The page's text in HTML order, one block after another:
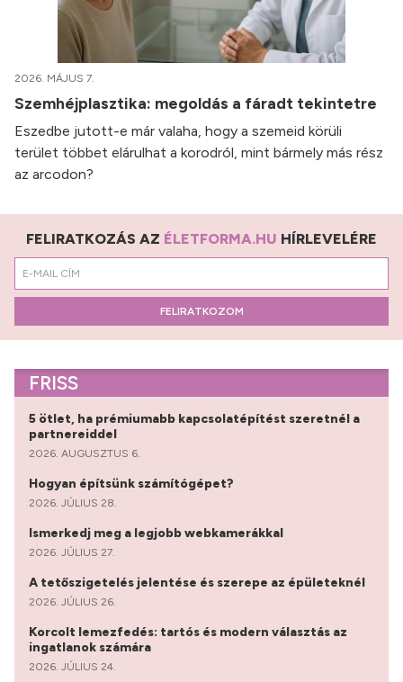
2026. MÁJUS 7.
Szemhéjplasztika: megoldás a fáradt tekintetre
Eszedbe jutott-e már valaha, hogy a szemeid körüli
terület többet elárulhat a korodról, mint bármely más rész
az arcodon?
FELIRATKOZÁS AZ ÉLETFORMA.HU HÍRLEVELÉRE
FELIRATKOZOM
FRISS
5 ötlet, ha prémiumabb kapcsolatépítést szeretnél a
partnereiddel
2026. AUGUSZTUS 6.
Hogyan építsünk számítógépet?
2026. JÚLIUS 28.
Ismerkedj meg a legjobb webkamerákkal
2026. JÚLIUS 27.
A tetőszigetelés jelentése és szerepe az épületeknél
2026. JÚLIUS 26.
Korcolt lemezfedés: tartós és modern választás az
ingatlanok számára
2026. JÚLIUS 24.